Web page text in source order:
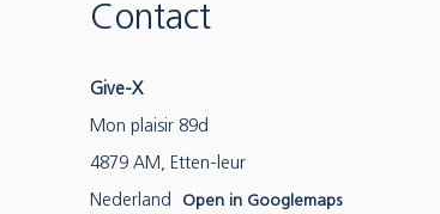
Contact
Give-X
Mon plaisir 89d
4879 AM, Etten-leur
Nederland Open in Googlemaps